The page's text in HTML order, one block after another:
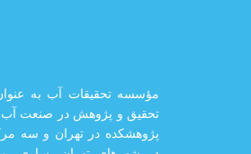
مؤسسه تحقيقات آب به
تحقيق و پژوهش در صنعت آب
پژوهشكده در تهران و سه